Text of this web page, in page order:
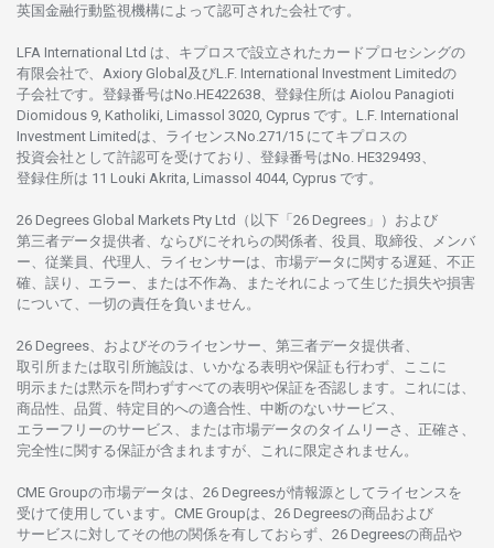
英国金融行動監視機構に よって認可さ れた会社です。
LFA International Ltd は、 キプロスで設立さ れた カードプロセシングの
有限会社で、Axiory Global及びL.F. International Investment Limitedの
子会社です。 登録番号はNo.HE422638、 登録住所は Aiolou Panagioti
Diomidous 9, Katholiki, Limassol 3020, Cyprus です。L.F. International
Investment Limitedは、 ライセンスNo.271/15 にてキプロスの
投資会社として許認可を受けており、 登録番号はNo. HE329493、
登録住所は 11 Louki Akrita, Limassol 4044, Cyprus です。
26 Degrees Global Markets Pty Ltd（以下「26 Degrees」） および
第三者データ提供者、ならびにそれらの関係者、役員、取締役、メンバ
ー、従業員、代理人、ライセンサーは、 市場データに関する遅延、不正
確、誤り、エラー、
または不作為、 またそれに よって生じた損失や損害
について、 一切の責任を負いません。
26 Degrees、 およびそのライセンサー、 第三者データ提供者、
取引所または取引所施設は、いかなる表明や保証も行わず、
ここに
明示または黙示を問わずすべての表明や保証を否認し ます。
これには、
商品性、品質、 特定目的への適合性、 中断のないサービス、
エラーフリーのサービス、 または市場データのタイムリーさ、正確さ、
完全性に関する保証が含まれますが、これに限定さ れません。
CME Groupの市場データは、26 Degreesが情報源としてライセンスを
受けて使用しています。 CME Groupは、26 Degreesの商品および
サービスに対してその他の関係を有しておらず、26 Degreesの商品や